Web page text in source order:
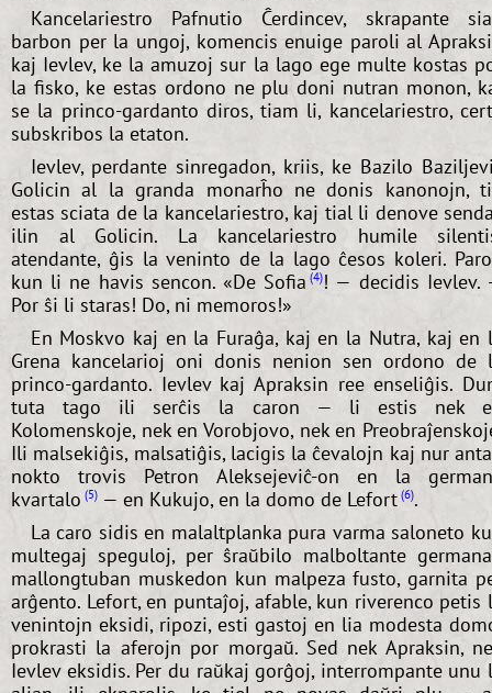
Kancelariestro Pafnutio Ĉerdincev, skrapante
barbon per la ungoj, komencis enuige paroli al
kaj Ievlev, ke la amuzoj sur la lago ege multe kostas
la fisko, ke estas ordono ne plu doni nutran monon,
se la princo-gardanto diros, tiam li, kancelariestro,
subskribos la etaton.
Ievlev, perdante sinregadon, kriis, ke Bazilo
Golicin al la granda monarĥo ne donis kanonojn,
estas sciata de la kancelariestro, kaj tial li denove
ilin al Golicin. La kancelariestro humile
atendante, ĝis la veninto de la lago ĉesos koleri.
kun li ne havis sencon. «De Sofia 4 ! — decidis Ievlev.
Por ŝi li staras! Do, ni memoros!»
En Moskvo kaj en la Furaĝa, kaj en la Nutra, kaj en
Grena kancelarioj oni donis nenion sen ordono de
princo-gardanto. Ievlev kaj Apraksin ree enseliĝis.
tuta tago ili serĉis la caron — li estis nek
Kolomenskoje, nek en Vorobjovo, nek en
Ili malsekiĝis, malsatiĝis, lacigis la ĉevalojn kaj nur
nokto trovis Petron Aleksejeviĉ-on en la
kvartalo 5 — en Kukujo, en la domo de Lefort 6 .
La caro sidis en malaltplanka pura varma saloneto
multegaj speguloj, per ŝraŭbilo malboltante
mallongtuban muskedon kun malpeza fusto, garnita
arĝento. Lefort, en puntaĵoj, afable, kun riverenco petis
venintojn eksidi, ripozi, esti gastoj en lia modesta
prokrasti la aferojn por morgaŭ. Sed nek Apraksin,
Ievlev eksidis. Per du raŭkaj gorĝoj, interrompante unu